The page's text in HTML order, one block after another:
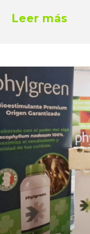
Leer más